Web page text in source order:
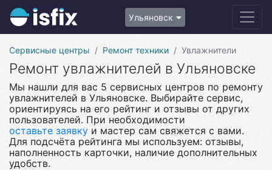
Ульяновск
Сервисные центры Ремонт техники Увлажнители
Ремонт увлажнителей в Ульяновске
Мы нашли для вас 5 сервисных центров по ремонту
увлажнителей в Ульяновске. Выбирайте сервис,
ориентируясь на его рейтинг и отзывы от других
пользователей. При необходимости
оставьте заявку и мастер сам свяжется с вами.
Для подсчёта рейтинга мы используем: отзывы,
наполненность карточки, наличие дополнительных
удобств.